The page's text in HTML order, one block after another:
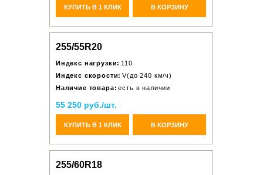
КУПИТЬ В 1 КЛИК В КОРЗИНУ
255/55R20
Индекс нагрузки: 110
Индекс скорости: V(до 240 км/ч)
Наличие товара: есть в наличии
55 250 руб./шт.
КУПИТЬ В 1 КЛИК В КОРЗИНУ
255/60R18